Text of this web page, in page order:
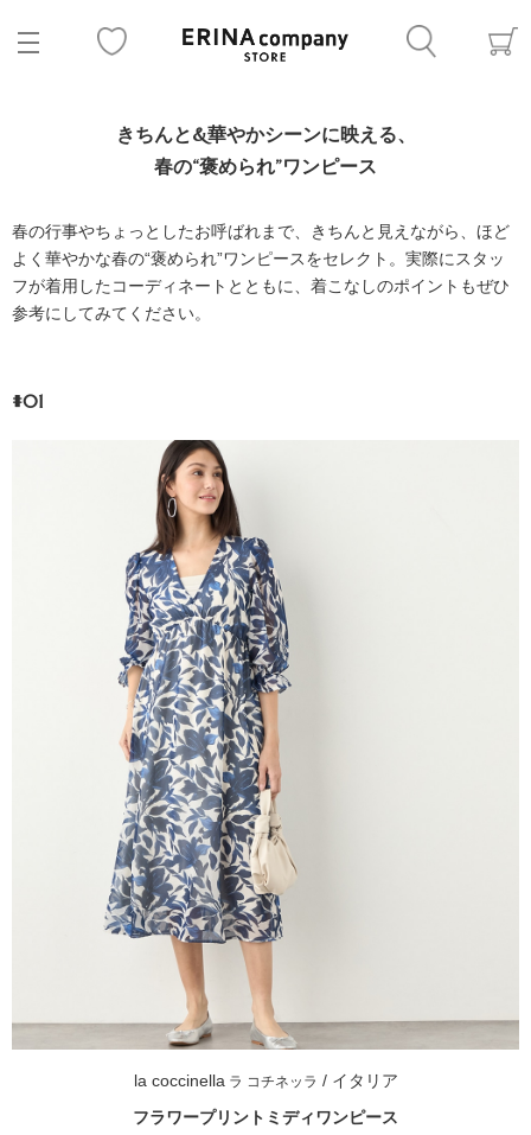
きちんと&華やかシーンに映える、
春の“褒められ”ワンピース
春の行事やちょっとしたお呼ばれまで、きちんと見えながら、ほど
よく華やかな春の“褒められ”ワンピースをセレクト。実際にスタッ
フが着用したコーディネートとともに、着こなしのポイントもぜひ
参考にしてみてください。
#01
la coccinella ラ コチネッラ / イタリア
フラワープリントミディワンピース